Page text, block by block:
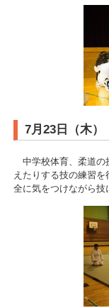
7月23日（木
中学校体育、柔道の
えたりする技の練習
全に気をつけながら技